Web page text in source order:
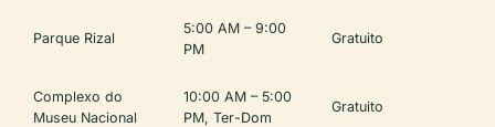
Parque Rizal
5:00 AM – 9:00
PM
Gratuito
Complexo do
Museu Nacional
10:00 AM – 5:00
PM, Ter-Dom
Gratuito